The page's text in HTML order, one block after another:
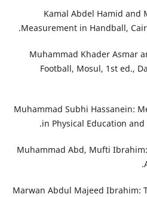
Kamal Abdel Hamid and
Measurement in Handball,
Muhammad Khader Asmar
Football, Mosul, 1st ed.,
Muhammad Subhi Hassanein:
in Physical Education and
Muhammad Abd, Mufti
20-Marwan Abdul Majeed